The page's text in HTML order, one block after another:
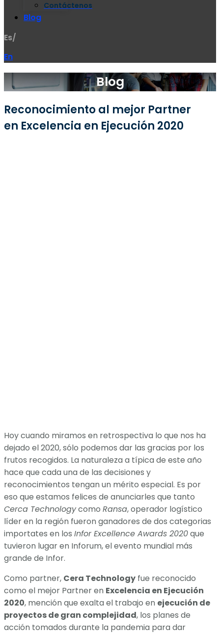
Contáctenos
Blog
Es/
En
Blog
Reconocimiento al mejor Partner
en Excelencia en Ejecución 2020
Hoy cuando miramos en retrospectiva lo que nos ha
dejado el 2020, sólo podemos dar las gracias por los
frutos recogidos. La naturaleza a típica de este año
hace que cada una de las decisiones y
reconocimientos tengan un mérito especial. Es por
eso que estamos felices de anunciarles que tanto
Cerca Technologycomo Ransa, operador logístico
líder en la región fueron ganadores de dos categorias
importates en los Infor Excellence Awards 2020que
tuvieron lugar en Inforum, el evento mundial más
grande de Infor.
Como partner, Cera Technology fue reconocido
como el mejor Partner en Excelencia en Ejecución
2020, mención que exalta el trabajo en ejecución de
proyectos de gran complejidad, los planes de
acción tomados durante la pandemia para dar